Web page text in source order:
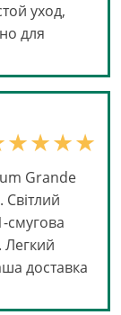
уход,
для
Grande
смугова
Легкий
доставка